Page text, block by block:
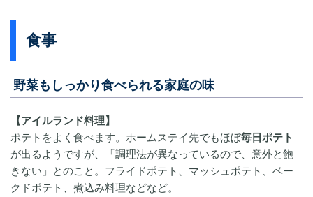
食事
野菜もしっかり食べられる家庭の味
【アイルランド料理】
ポテトをよく食べます。ホームステイ先でもほぼ毎日ポテト
が出るようですが、「調理法が異なっているので、意外と飽
きない」とのこと。フライドポテト、マッシュポテト、ベー
クドポテト、煮込み料理などなど。